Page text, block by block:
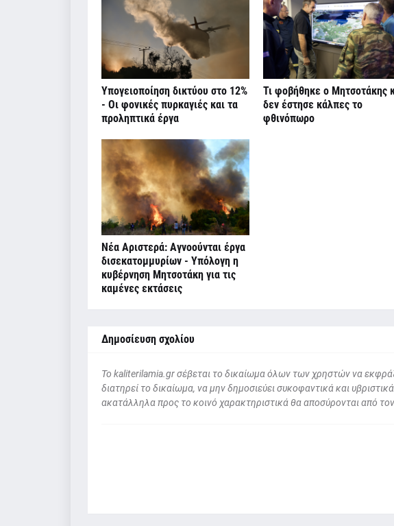
Υπογειοποίηση δικτύου στο 12%
- Οι φονικές πυρκαγιές και τα
προληπτικά έργα
Τι φοβήθηκε ο Μητσοτάκης
δεν έστησε κάλπες το
φθινόπωρο
Νέα Αριστερά: Αγνοούνται έργα
δισεκατομμυρίων - Υπόλογη η
κυβέρνηση Μητσοτάκη για τις
καμένες εκτάσεις
Δημοσίευση σχολίου
To kaliterilamia.gr σέβεται το δικαίωμα όλων των χρηστών να
διατηρεί το δικαίωμα, να μην δημοσιεύει συκοφαντικά και
ακατάλληλα προς το κοινό χαρακτηριστικά θα αποσύρονται από